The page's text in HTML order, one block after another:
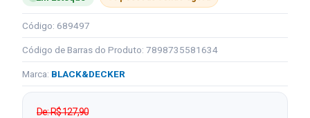
Código: 689497
Código de Barras do Produto: 7898735581634
Marca: BLACK&DECKER
De: R$ 127,90